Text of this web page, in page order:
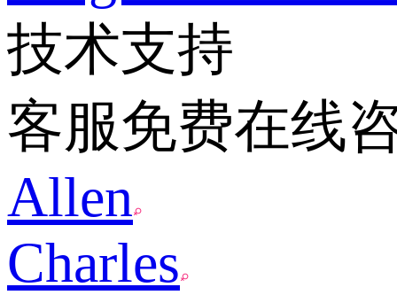
技术支持
客服免费在线
Allen
Charles